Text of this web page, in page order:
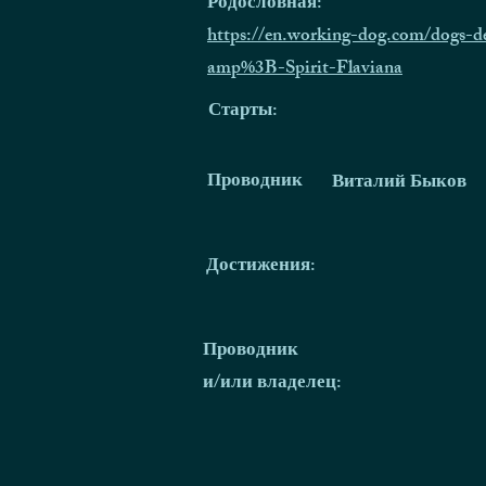
https://en.working-dog.com/dogs-
amp%3B-Spirit-Flaviana
Старты:
Проводник Виталий Быков
Достижения:
Проводник
и/или владелец: